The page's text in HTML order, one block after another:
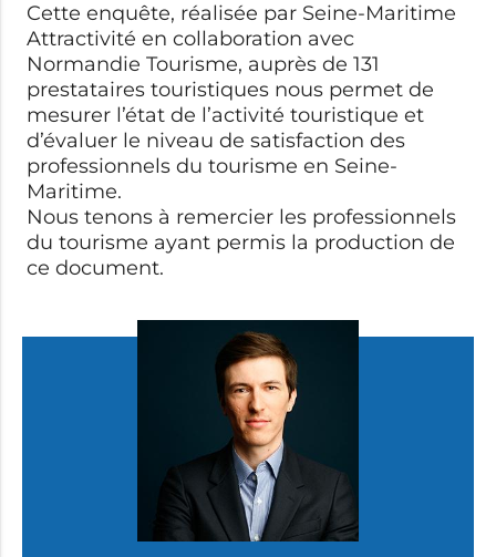
Cette enquête, réalisée par Seine-Maritime
Attractivité en collaboration avec
Normandie Tourisme, auprès de 131
prestataires touristiques nous permet de
mesurer l’état de l’activité touristique et
d’évaluer le niveau de satisfaction des
professionnels du tourisme en Seine-
Maritime.
Nous tenons à remercier les professionnels
du tourisme ayant permis la production de
ce document.